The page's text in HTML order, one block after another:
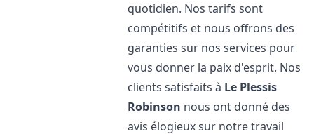
quotidien. Nos tarifs sont
compétitifs et nous offrons des
garanties sur nos services pour
vous donner la paix d'esprit. Nos
clients satisfaits à Le Plessis
Robinson nous ont donné des
avis élogieux sur notre travail